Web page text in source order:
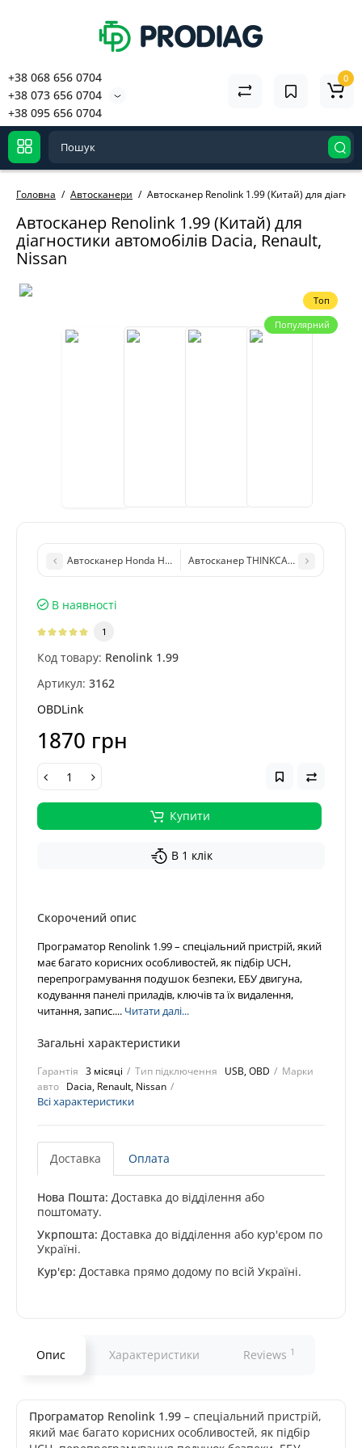
+38 068 656 0704
+38 073 656 0704
+38 095 656 0704
0
Головна Автосканери Автосканер Renolink 1.99 (Китай) для
Автосканер Renolink 1.99 (Китай) для
діагностики автомобілів Dacia, Renault,
Nissan
Топ
Популярний
Автосканер Honda HIM HDS для діагностики автомобілів
Автосканер THINKCAR Thinkdiag
В наявності
1
Код товару: Renolink 1.99
Артикул: 3162
OBDLink
1870 грн
Купити
В 1 клік
Скорочений опис
Програматор Renolink 1.99 – спеціальний пристрій, який
має багато корисних особливостей, як підбір UCH,
перепрограмування подушок безпеки, ЕБУ двигуна,
кодування панелі приладів, ключів та їх видалення,
читання, запис.... Читати далі...
Загальні характеристики
Гарантія 3 місяці Тип підключення USB, OBD
Марки
авто Dacia, Renault, Nissan
Всі характеристики
Доставка Оплата
Нова Пошта: Доставка до відділення або
поштомату.
Укрпошта: Доставка до відділення або кур'єром по
Україні.
Кур'єр: Доставка прямо додому по всій Україні.
Опис Характеристики Reviews 1
Програматор Renolink 1.99 – спеціальний пристрій,
який має багато корисних особливостей, як підбір